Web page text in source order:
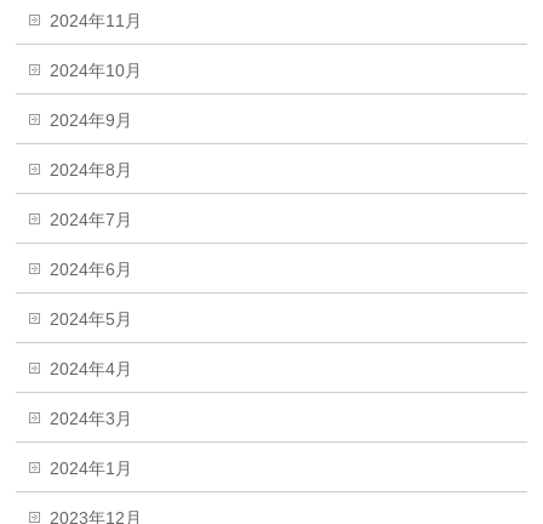
2024年11月
2024年10月
2024年9月
2024年8月
2024年7月
2024年6月
2024年5月
2024年4月
2024年3月
2024年1月
2023年12月